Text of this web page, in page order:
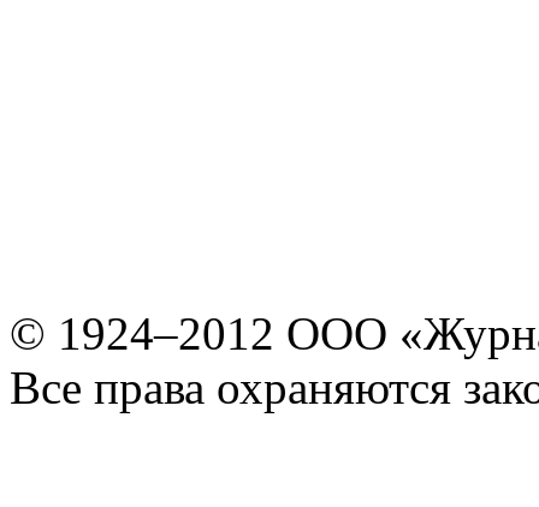
© 1924–2012 ООО
Все права охраняются